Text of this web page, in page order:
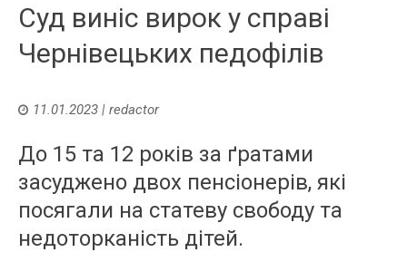
Cуд виніс вирок у справі
Чернівецьких педофілів
11.01.2023 | redactor
До 15 та 12 років за ґратами
засуджено двох пенсіонерів, які
посягали на статеву свободу та
недоторканість дітей.